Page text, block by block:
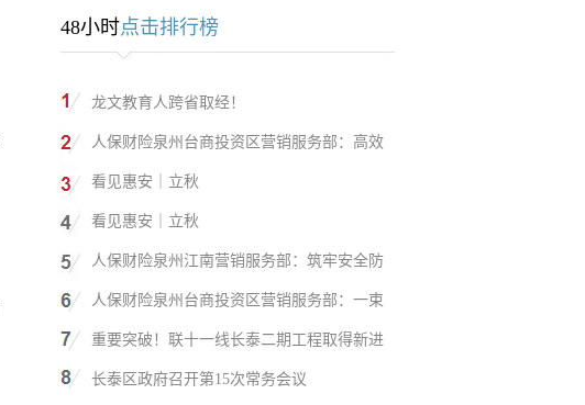
48小时点击排行榜
龙文教育人跨省取经！
人保财险泉州台商投资区营销服务部：高效
看见惠安｜立秋
看见惠安｜立秋
人保财险泉州江南营销服务部：筑牢安全防
人保财险泉州台商投资区营销服务部：一束
重要突破！联十一线长泰二期工程取得新进
长泰区政府召开第15次常务会议